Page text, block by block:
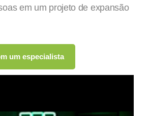
em um projeto de expansão
um especialista